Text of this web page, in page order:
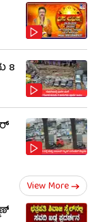
8
View More